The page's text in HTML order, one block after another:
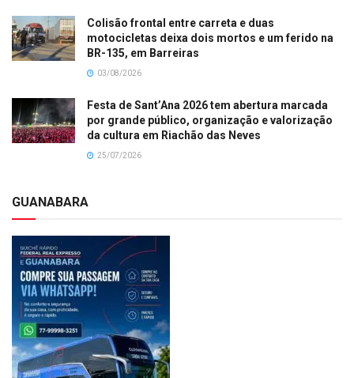
Colisão frontal entre carreta e duas
motocicletas deixa dois mortos e um ferido na
BR-135, em Barreiras
03/08/2026
Festa de Sant’Ana 2026 tem abertura marcada
por grande público, organização e valorização
da cultura em Riachão das Neves
25/07/2026
GUANABARA